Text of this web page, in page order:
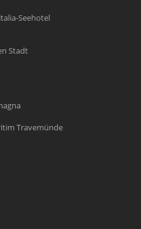
Seehotel
Stadt
Travemünde